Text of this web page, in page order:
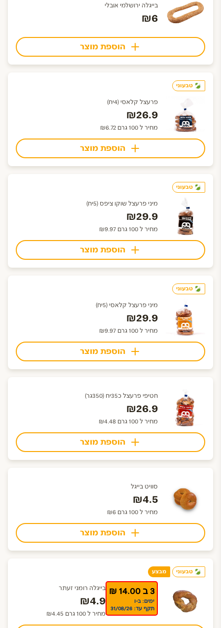
בייגלה ירושלמי אובלי
₪6
הוספת מוצר
טבעוני
פרעצל קלאסי (4יח)
₪26.9
מחיר ל 100 גרם ₪6.72
הוספת מוצר
טבעוני
מיני פרעצל שוקו ציפס (5יח)
₪29.9
מחיר ל 100 גרם ₪9.97
הוספת מוצר
טבעוני
מיני פרעצל קלאסי (5יח)
₪29.9
מחיר ל 100 גרם ₪9.97
הוספת מוצר
חטיפי פרעצל כ35יח (350גר)
₪26.9
מחיר ל 100 גרם ₪4.48
הוספת מוצר
סוויט בייגל
₪4.5
מחיר ל 100 גרם ₪6
הוספת מוצר
טבעוני מבצע
3 ב 14.00 ₪
ימים: ב-ו
תקף עד: 31/08/26
בייגלה רומני זעתר
₪4.9
מחיר ל 100 גרם ₪4.45